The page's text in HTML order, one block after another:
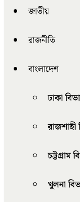
জাতীয়
রাজনীতি
বাংলাদেশ
ঢাকা
রাজশাহী
চট্টগ্রাম
খুলনা